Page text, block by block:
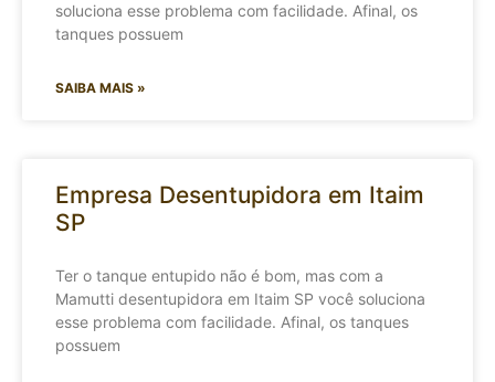
soluciona esse problema com facilidade. Afinal, os
tanques possuem
SAIBA MAIS »
Empresa Desentupidora em Itaim
SP
Ter o tanque entupido não é bom, mas com a
Mamutti desentupidora em Itaim SP você soluciona
esse problema com facilidade. Afinal, os tanques
possuem